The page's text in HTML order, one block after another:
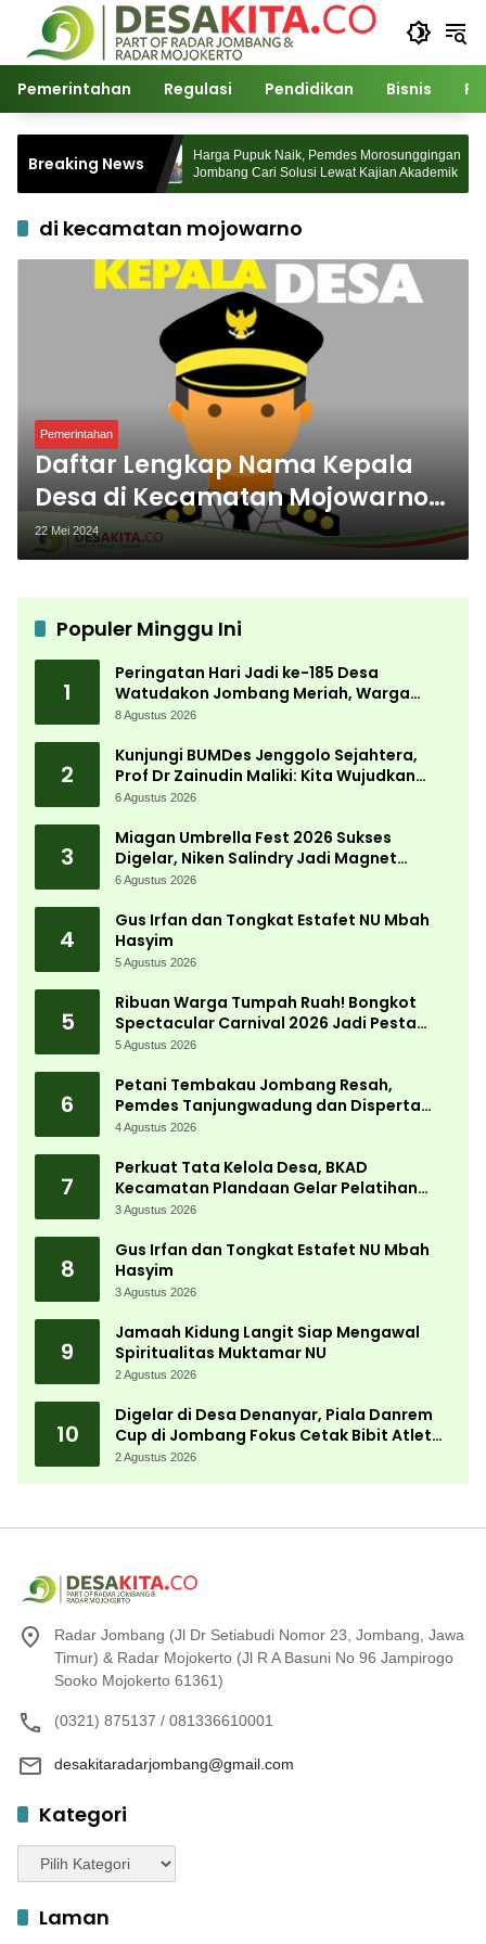
Langsung
konten
Pemerintahan Regulasi Pendidikan Bisnis
Breaking News
Watudakon
Blek Padati
Harga Pupuk Naik, Pemdes Morosunggingan
Jombang Cari Solusi Lewat Kajian Akademik
di kecamatan mojowarno
Pemerintahan
Daftar Lengkap Nama Kepala
Desa di Kecamatan Mojowarno
Kabupaten Jombang Terbaru
Tahun 2024
22 Mei 2024
Populer Minggu Ini
1
Peringatan Hari Jadi ke-185 Desa
Watudakon Jombang Meriah, Warga
Tumpek Blek Padati Karnaval Budaya
8 Agustus 2026
2
Kunjungi BUMDes Jenggolo Sejahtera,
Prof Dr Zainudin Maliki: Kita Wujudkan
Kemandirian Ekonomi dengan Potensi
6 Agustus 2026
3
Miagan Umbrella Fest 2026 Sukses
Digelar, Niken Salindry Jadi Magnet
Ribuan Pengunjung
6 Agustus 2026
4
Gus Irfan dan Tongkat Estafet NU Mbah
Hasyim
5 Agustus 2026
5
Ribuan Warga Tumpah Ruah! Bongkot
Spectacular Carnival 2026 Jadi Pesta
Kemerdekaan Terbesar di Peterongan
5 Agustus 2026
6
Petani Tembakau Jombang Resah,
Pemdes Tanjungwadung dan Disperta
Bergerak Cepat
4 Agustus 2026
7
Perkuat Tata Kelola Desa, BKAD
Kecamatan Plandaan Gelar Pelatihan
Aparatur Pemdes
3 Agustus 2026
8
Gus Irfan dan Tongkat Estafet NU Mbah
Hasyim
3 Agustus 2026
9
Jamaah Kidung Langit Siap Mengawal
Spiritualitas Muktamar NU
2 Agustus 2026
10
Digelar di Desa Denanyar, Piala Danrem
Cup di Jombang Fokus Cetak Bibit Atlet
Menembak Berprestasi
2 Agustus 2026
Radar Jombang (Jl Dr Setiabudi Nomor 23, Jombang, Jawa
Timur) & Radar Mojokerto (Jl R A Basuni No 96 Jampirogo
Sooko Mojokerto 61361)
(0321) 875137 / 081336610001
desakitaradarjombang@gmail.com
Kategori
Kategori
Laman